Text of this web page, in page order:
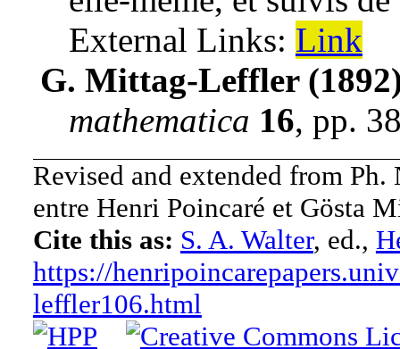
External Links: Link
G. Mittag-Leffler
mathematica 16, pp.
Revised and extended from Ph.
entre Henri Poincaré et Gösta
Cite this as: S. A. Walter, ed.,
https://
leffler106.html